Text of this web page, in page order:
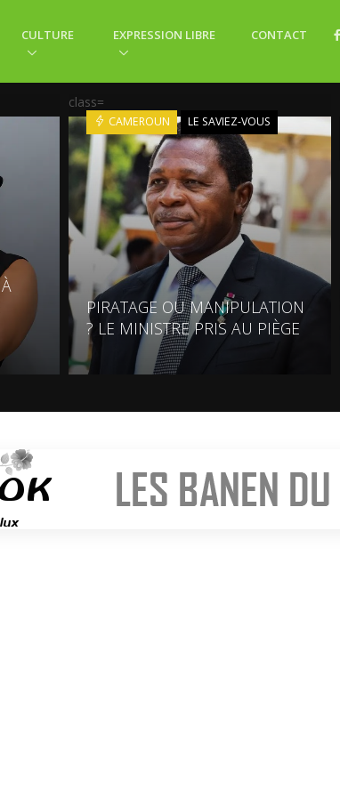
CULTURE EXPRESSION LIBRE CONTACT
class=
CAMEROUN LE SAVIEZ-VOUS
PIRATAGE OU MANIPULATION
? LE MINISTRE PRIS AU PIÈGE